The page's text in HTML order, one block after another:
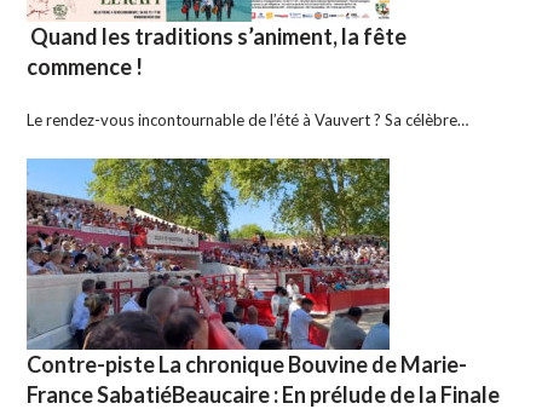
Quand les traditions s’animent, la fête
commence !
Le rendez-vous incontournable de l’été à Vauvert ? Sa célèbre…
Contre-piste La chronique Bouvine de Marie-
France SabatiéBeaucaire : En prélude de la Finale